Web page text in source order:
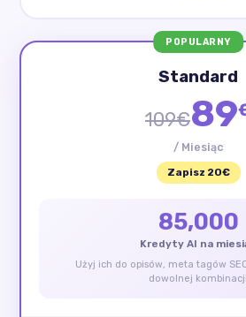
POPULARNY
Standard
109€89
/ Miesiąc
Zapisz 20€
85,000
Kredyty AI na
Użyj ich do opisów, meta tagów
dowolnej kombinacji